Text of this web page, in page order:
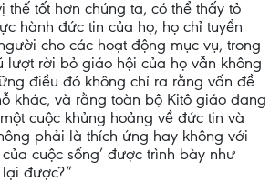
thế tốt hơn chúng ta, có thể thấy tỏ
hành đức tin của họ, họ chỉ tuyển
cho các hoạt động mục vụ, trong
lượt rời bỏ giáo hội của họ vẫn không
điều đó không chỉ ra rằng vấn đề
khác, và rằng toàn bộ Kitô giáo đang
cuộc khủng hoảng về đức tin và
phải là thích ứng hay không với
cuộc sống’ được trình bày như
được?”